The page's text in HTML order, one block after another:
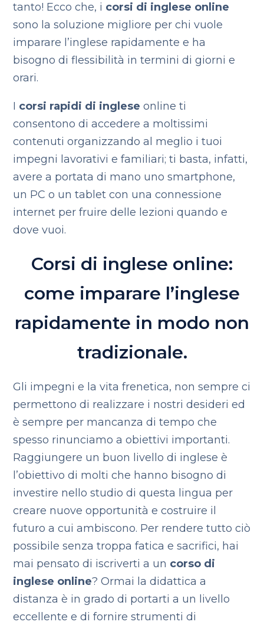
tanto! Ecco che, i corsi di inglese online
sono la soluzione migliore per chi vuole
imparare l’inglese rapidamente e ha
bisogno di flessibilità in termini di giorni e
orari.
I corsi rapidi di inglese online ti
consentono di accedere a moltissimi
contenuti organizzando al meglio i tuoi
impegni lavorativi e familiari; ti basta, infatti,
avere a portata di mano uno smartphone,
un PC o un tablet con una connessione
internet per fruire delle lezioni quando e
dove vuoi.
Corsi di inglese online:
come imparare l’inglese
rapidamente in modo non
tradizionale.
Gli impegni e la vita frenetica, non sempre ci
permettono di realizzare i nostri desideri ed
è sempre per mancanza di tempo che
spesso rinunciamo a obiettivi importanti.
Raggiungere un buon livello di inglese è
l’obiettivo di molti che hanno bisogno di
investire nello studio di questa lingua per
creare nuove opportunità e costruire il
futuro a cui ambiscono. Per rendere tutto ciò
possibile senza troppa fatica e sacrifici, hai
mai pensato di iscriverti a un corso di
inglese online? Ormai la didattica a
distanza è in grado di portarti a un livello
eccellente e di fornire strumenti di